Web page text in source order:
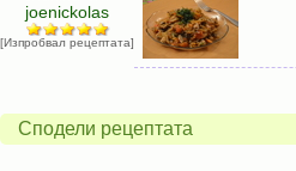
joenickolas
[Изпробвал рецептата]
Сподели рецептата